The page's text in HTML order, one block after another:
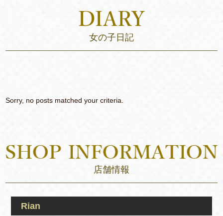
女の子日記
Sorry, no posts matched your criteria.
店舗情報
Rian